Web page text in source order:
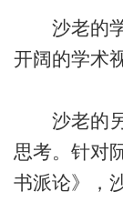
沙老的学
开阔的学术
沙老的另
思考。针对
书派论》，